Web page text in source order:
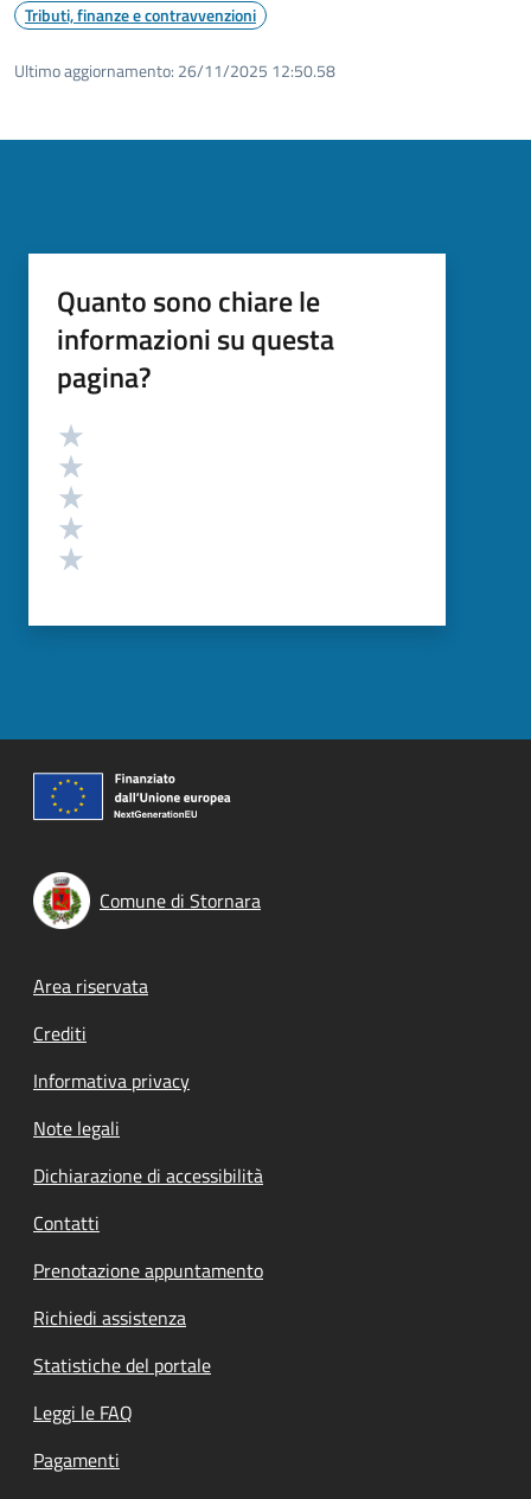
Tributi, finanze e contravvenzioni
Ultimo aggiornamento: 26/11/2025 12:50.58
Quanto sono chiare le
informazioni su questa
pagina?
Valutazione
Comune di Stornara
Footer menu
Area riservata
Crediti
Informativa privacy
Note legali
Dichiarazione di accessibilità
Contatti
Prenotazione appuntamento
Richiedi assistenza
Statistiche del portale
Leggi le FAQ
Pagamenti